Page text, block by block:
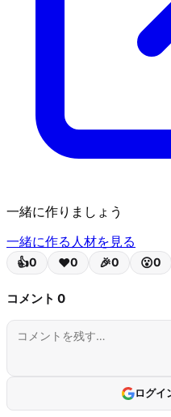
一緒に作りましょう
一緒に作る人材を見る